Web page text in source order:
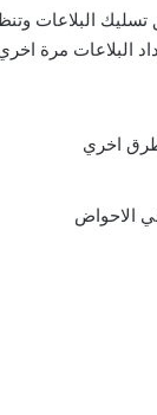
البلاعات
البلاعات مرة
اخري
الاحواض